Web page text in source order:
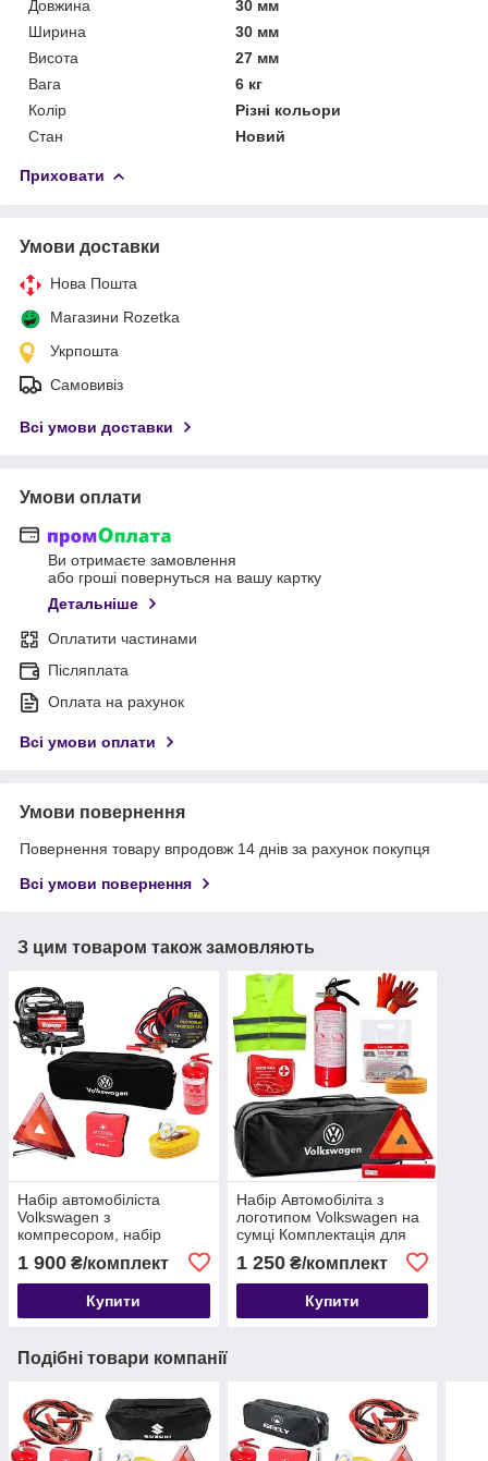
Довжина
30 мм
Ширина
30 мм
Висота
27 мм
Вага
6 кг
Колір
Різні кольори
Стан
Новий
Приховати
Умови доставки
Нова Пошта
Магазини Rozetka
Укрпошта
Самовивіз
Всі умови доставки
Умови оплати
Ви отримаєте замовлення
або гроші повернуться на вашу картку
Детальніше
Оплатити частинами
Післяплата
Оплата на рахунок
Всі умови оплати
Умови повернення
Повернення товару впродовж 14 днів за рахунок покупця
Всі умови повернення
З цим товаром також замовляють
Набір автомобіліста
Volkswagen з
компресором, набір
1 900 ₴/комплект
Купити
Набір Автомобіліта з
логотипом Volkswagen на
сумці Комплектація для
1 250₴/комплект
Купити
Подібні товари компанії